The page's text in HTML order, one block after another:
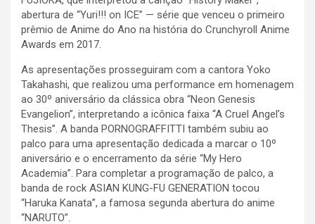
abertura de “Yuri!!! on ICE” — série que venceu o primeiro
prêmio de Anime do Ano na história do Crunchyroll Anime
Awards em 2017.
As apresentações prosseguiram com a cantora Yoko
Takahashi, que realizou uma performance em homenagem
ao 30º aniversário da clássica obra “Neon Genesis
Evangelion”, interpretando a icônica faixa “A Cruel Angel’s
Thesis”. A banda PORNOGRAFFITTI também subiu ao
palco para uma apresentação dedicada a marcar o 10º
aniversário e o encerramento da série “My Hero
Academia”. Para completar a programação de palco, a
banda de rock ASIAN KUNG-FU GENERATION tocou
“Haruka Kanata”, a famosa segunda abertura do anime
“NARUTO”.